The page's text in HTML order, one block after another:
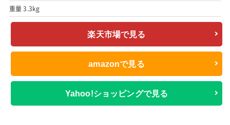
重量 3.3kg
楽天市場で見る
amazonで見る
Yahoo!ショッピングで見る